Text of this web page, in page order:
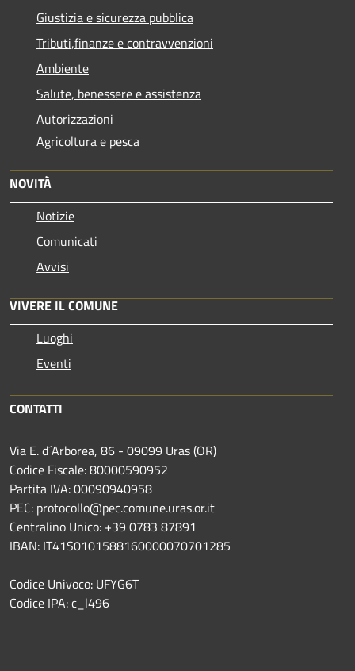
Giustizia e sicurezza pubblica
Tributi,finanze e contravvenzioni
Ambiente
Salute, benessere e assistenza
Autorizzazioni
Agricoltura e pesca
NOVITÀ
Notizie
Comunicati
Avvisi
VIVERE IL COMUNE
Luoghi
Eventi
CONTATTI
Via E. d´Arborea, 86 - 09099 Uras (OR)
Codice Fiscale: 80000590952
Partita IVA: 00090940958
PEC: protocollo@pec.comune.uras.or.it
Centralino Unico: +39 0783 87891
IBAN: IT41S0101588160000070701285
Codice Univoco: UFYG6T
Codice IPA: c_l496